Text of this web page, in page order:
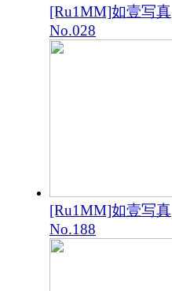
[Ru1MM]如壹写真
No.028
[Ru1MM]如壹写真
No.188